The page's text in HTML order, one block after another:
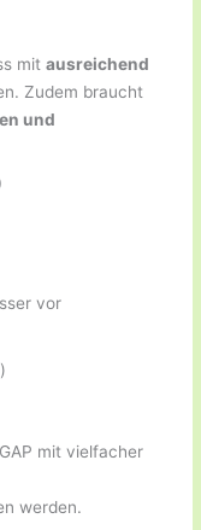
mitausreichend
Zudem braucht
und
vor
mit vielfacher
werden.